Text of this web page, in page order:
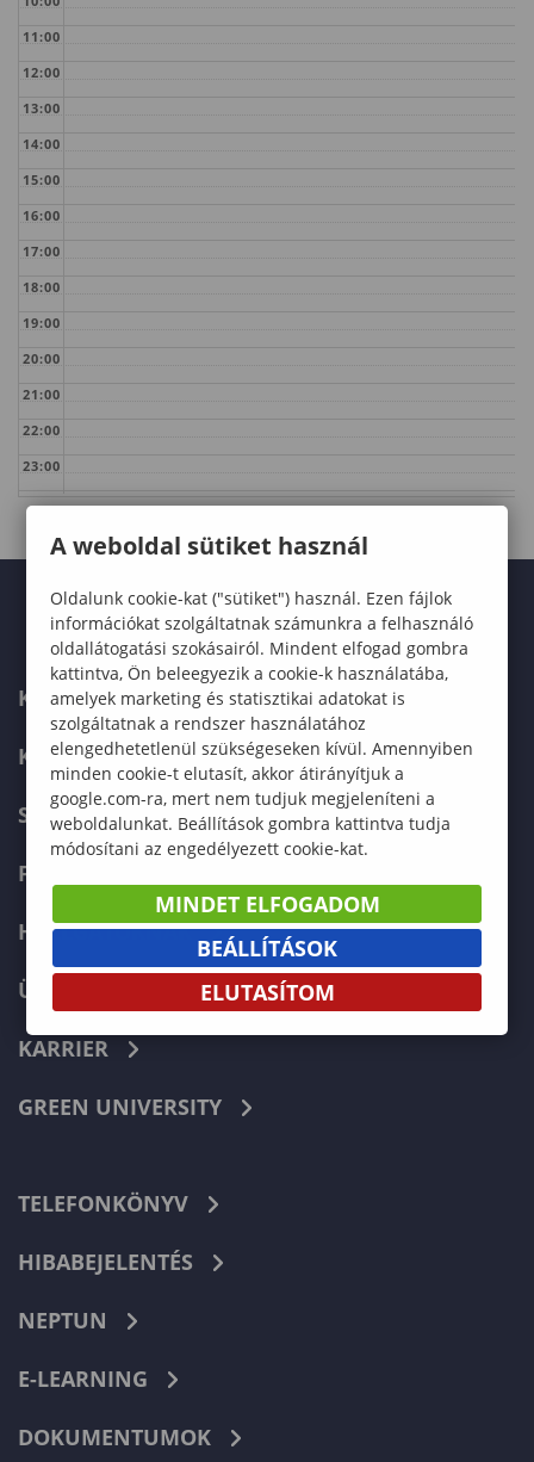
11:00
12:00
13:00
14:00
15:00
16:00
17:00
18:00
19:00
20:00
21:00
22:00
23:00
KAPCSOLAT
KÉPZÉSKERESŐ
SZERVEZETI FELÉPÍTÉS
FELVÉTELIZŐKNEK
HALLGATÓKNAK
ÜZLETI PARTNEREKNEK
KARRIER
GREEN UNIVERSITY
TELEFONKÖNYV
HIBABEJELENTÉS
NEPTUN
E-LEARNING
DOKUMENTUMOK
A weboldal sütiket használ
Oldalunk cookie-kat ("sütiket") használ. Ezen fájlok
információkat szolgáltatnak számunkra a felhasználó
oldallátogatási szokásairól. Mindent elfogad gombra
kattintva, Ön beleegyezik a cookie-k használatába,
amelyek marketing és statisztikai adatokat is
szolgáltatnak a rendszer használatához
elengedhetetlenül szükségeseken kívül. Amennyiben
minden cookie-t elutasít, akkor átirányítjuk a
google.com-ra, mert nem tudjuk megjeleníteni a
weboldalunkat. Beállítások gombra kattintva tudja
módosítani az engedélyezett cookie-kat.
MINDET ELFOGADOM
BEÁLLÍTÁSOK
ELUTASÍTOM